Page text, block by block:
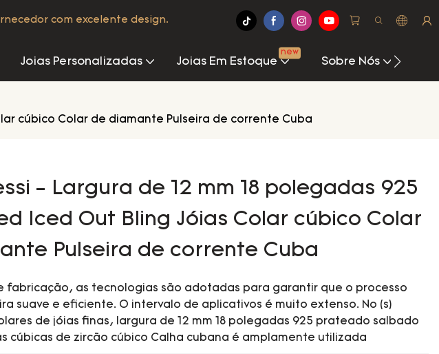
com excelente design.
Joias Personalizadas Joias Em Estoque
new
Sobre Nós
cúbico Colar de diamante Pulseira de corrente Cuba
- Largura de 12 mm 18 polegadas 925
Iced Out Bling Jóias Colar cúbico Colar
Pulseira de corrente Cuba
fabricação, as tecnologias são adotadas para garantir que o processo
suave e eficiente. O intervalo de aplicativos é muito extenso. No (s)
de jóias finas, largura de 12 mm 18 polegadas 925 prateado salbado
cúbicas de zircão cúbico Calha cubana é amplamente utilizada